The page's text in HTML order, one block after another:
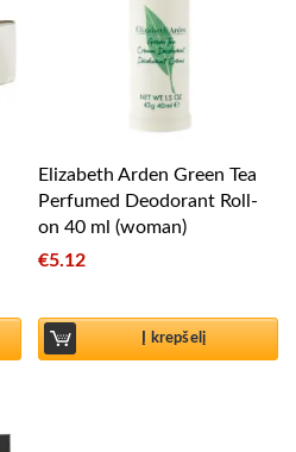
Elizabeth Arden Green Tea
Perfumed Deodorant Roll-
on 40 ml (woman)
€5.12
Į krepšelį